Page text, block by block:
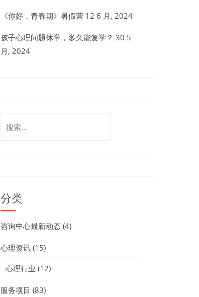
《你好，青春期》暑假营 12 6 月, 2024
孩子心理问题休学，多久能复学？ 30 5
月, 2024
索：
分类
咨询中心最新动态(4)
心理资讯(15)
心理行业 (12)
服务项目 (83)